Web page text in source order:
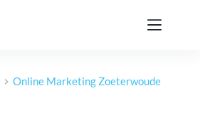
Online Marketing Zoeterwoude